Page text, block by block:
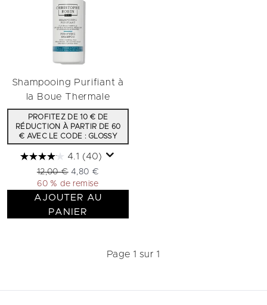
Shampooing Purifiant à
la Boue Thermale
PROFITEZ DE 10 € DE
RÉDUCTION À PARTIR DE 60
€ AVEC LE CODE : GLOSSY
4.1 (40)
Prix de vente :
12,00 € Prix ​​actuel :
4,80 €
60 % de remise
AJOUTER AU
PANIER
Page 1 sur 1